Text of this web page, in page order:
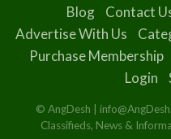
Blog Contact
Advertise With Us
Purchase Membership
Login
© AngDesh |
Classifieds, News &